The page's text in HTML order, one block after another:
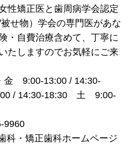
性矯正医と歯周病学会認定
せ物）学会の専門医があな
・自費治療含めて、丁寧に
たしますのでお気軽にご来
金 9:00-13:00 / 14:30-
/ 14:30-18:30 土 9:00-
9960
科・矯正歯科ホームページ